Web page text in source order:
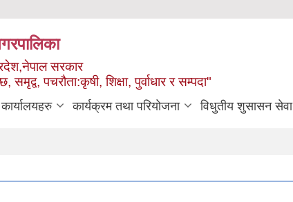
सरकार
समृद्व, पचरौता:कृषी, शिक्षा, पुर्वाधार र सम्पदा"
कार्यक्रम तथा परियोजना विधुतीय शुसासन सेवा